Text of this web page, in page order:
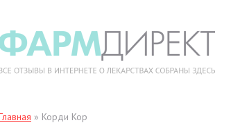
» Корди Кор